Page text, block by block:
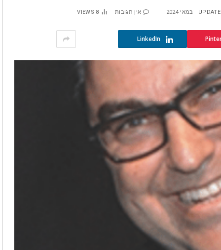
אין תגובות 8
VIEWS
LinkedIn